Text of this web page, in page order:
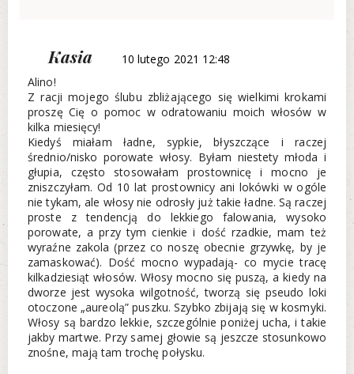
Kasia
10 lutego 2021 12:48
Alino!
Z racji mojego ślubu zbliżającego się wielkimi krokami
proszę Cię o pomoc w odratowaniu moich włosów w
kilka miesięcy!
Kiedyś miałam ładne, sypkie, błyszczące i raczej
średnio/nisko porowate włosy. Byłam niestety młoda i
głupia, często stosowałam prostownicę i mocno je
zniszczyłam. Od 10 lat prostownicy ani lokówki w ogóle
nie tykam, ale włosy nie odrosły już takie ładne. Są raczej
proste z tendencją do lekkiego falowania, wysoko
porowate, a przy tym cienkie i dość rzadkie, mam też
wyraźne zakola (przez co noszę obecnie grzywkę, by je
zamaskować). Dość mocno wypadają- co mycie tracę
kilkadziesiąt włosów. Włosy mocno się puszą, a kiedy na
dworze jest wysoka wilgotność, tworzą się pseudo loki
otoczone „aureolą” puszku. Szybko zbijają się w kosmyki.
Włosy są bardzo lekkie, szczególnie poniżej ucha, i takie
jakby martwe. Przy samej głowie są jeszcze stosunkowo
znośne, mają tam trochę połysku.